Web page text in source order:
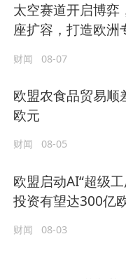
太空赛道开启博弈
座扩容，打造欧洲
财闻 08-07
欧盟农食品贸易顺
欧元
财闻 08-05
欧盟启动AI“超级
投资有望达300亿
财闻 08-03